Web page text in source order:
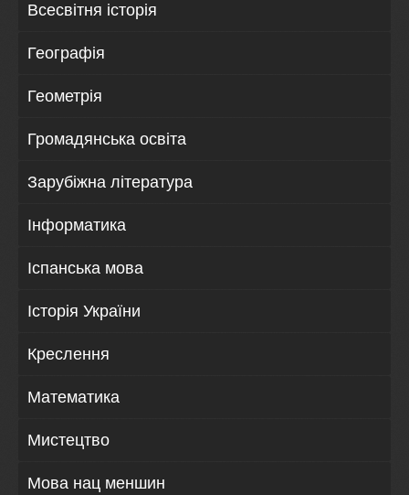
Всесвітня історія
Географія
Геометрія
Громадянська освіта
Зарубіжна література
Інформатика
Іспанська мова
Історія України
Креслення
Математика
Мистецтво
Мова нац меншин